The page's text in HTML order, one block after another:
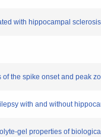
with hippocampal
the spike onset and peak
with and without
gel properties of